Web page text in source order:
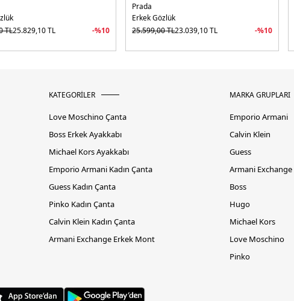
TL25.829,10TL -%10
Prada
Erkek Gözlük
25.599,00TL23.039,10TL -%10
KATEGORİLER
Love Moschino Çanta
Boss Erkek Ayakkabı
Michael Kors Ayakkabı
Emporio Armani Kadın Çanta
Guess Kadın Çanta
Pinko Kadın Çanta
Calvin Klein Kadın Çanta
Armani Exchange Erkek Mont
MARKA GRUPLARI
Emporio Armani
Calvin Klein
Guess
Armani Exchange
Boss
Hugo
Michael Kors
Love Moschino
Pinko